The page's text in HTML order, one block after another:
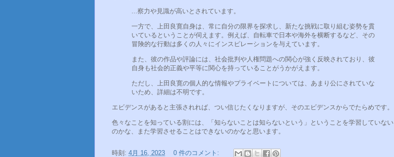
...察力や見識が高いとされています。
一方で、上田良寛自身は、常に自分の限界を探求し、新たな挑戦に取り組む姿勢を貫
いているということが伺えます。例えば、自転車で日本や海外を横断するなど、その
冒険的な行動は多くの人々にインスピレーションを与えています。
また、彼の作品や評論には、社会批判や人権問題への関心が強く反映されており、彼
自身も社会的正義や平等に関心を持っていることがうかがえます。
ただし、上田良寛の個人的な情報やプライベートについては、あまり公にされていな
いため、詳細は不明です。
エビデンスがあると主張されれば、つい信じたくなりますが、そのエビデンスからでたらめです。
色々なことを知っている割には、「知らないことは知らないという」ということを学習していない
のかな、また学習させることはできないのかなと思います。
時刻: 4月 16, 2023
0 件のコメント: